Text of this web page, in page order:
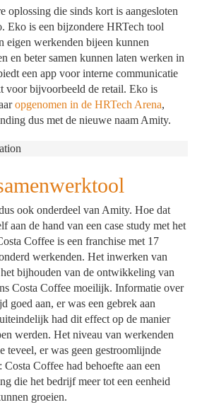
oplossing die sinds kort is aangesloten
Eko is een bijzondere HRTech tool
eigen werkenden bijeen kunnen
en beter samen kunnen laten werken in
een app voor interne communicatie
voor bijvoorbeeld de retail. Eko is
opgenomen in de HRTech Arena,
dus met de nieuwe naam Amity.
ook onderdeel van Amity. Hoe dat
aan de hand van een case study met het
Coffee is een franchise met 17
werkenden. Het inwerken van
bijhouden van de ontwikkeling van
Costa Coffee moeilijk. Informatie over
goed aan, er was een gebrek aan
had dit effect op de manier
werden. Het niveau van werkenden
teveel, er was geen gestroomlijnde
Coffee had behoefte aan een
die het bedrijf meer tot een eenheid
groeien.